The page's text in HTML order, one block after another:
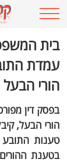
בית
עמדת
הורי
בפסק דין
הורי הבעל,
טענות
בטענת